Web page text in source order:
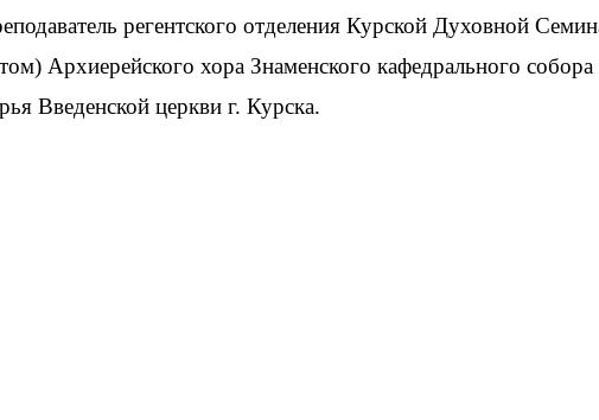
регентского отделения Курской Духовной
Архиерейского хора Знаменского кафедрального собора
Введенской церкви г. Курска.